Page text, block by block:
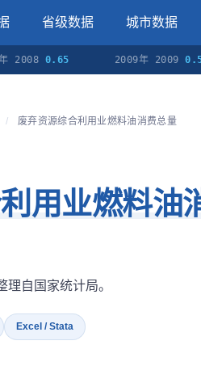
省级数据 城市数据
0.65 2009年 2009 0.57
/ 废弃资源综合利用业燃料油消费总量
用业燃料油
自国家统计局。
Excel / Stata